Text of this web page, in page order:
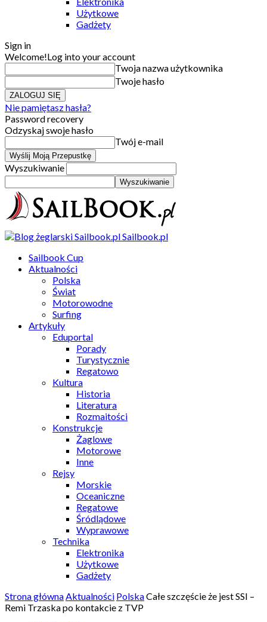
Użytkowe
Gadżety
Sign in
Welcome!Log into your account
Twoja nazwa użytkownika
Twoje hasło
Nie pamiętasz hasła?
Password recovery
Odzyskaj swoje hasło
Twój e-mail
Wyszukiwanie
Sailbook.pl
Sailbook Cup
Aktualności
Polska
Świat
Motorowodne
Surfing
Artykuły
Eduportal
Porady
Turystycznie
Regatowo
Kultura
Historia
Literatura
Rozmaitości
Konstrukcje
Żaglowe
Motorowe
Inne
Rejsy
Morskie
Oceaniczne
Regatowe
Śródlądowe
Wyprawowe
Technika
Elektronika
Użytkowe
Gadżety
Strona głównaAktualności PolskaCałe szczęście że jest SSI –
Remi Trzaska po kontakcie z TVP